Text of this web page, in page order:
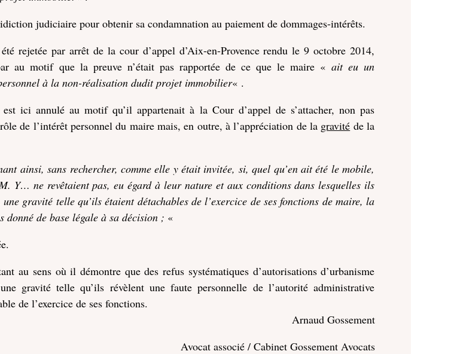
judiciaire pour obtenir sa condamnation au paiement de dommages-intérêts.
rejetée par arrêt de la cour d’appel d’Aix-en-Provence rendu le 9 octobre 2014,
au motif que la preuve n’était pas rapportée de ce que le maire «ait eu un
à la non-réalisation dudit projet immobilier« .
ici annulé au motif qu’il appartenait à la Cour d’appel de s’attacher, non pas
de l’intérêt personnel du maire mais, en outre, à l’appréciation de la gravité de la
ainsi, sans rechercher, comme elle y était invitée, si, quel qu’en ait été le mobile,
Y… ne revêtaient pas, eu égard à leur nature et aux conditions dans lesquelles ils
gravité telle qu’ils étaient détachables de l’exercice de ses fonctions de maire, la
donné de base légale à sa décision ; «
au sens où il démontre que des refus systématiques d’autorisations d’urbanisme
gravité telle qu’ils révèlent une faute personnelle de l’autorité administrative
de l’exercice de ses fonctions.
Arnaud Gossement
Avocat associé / Cabinet Gossement Avocats